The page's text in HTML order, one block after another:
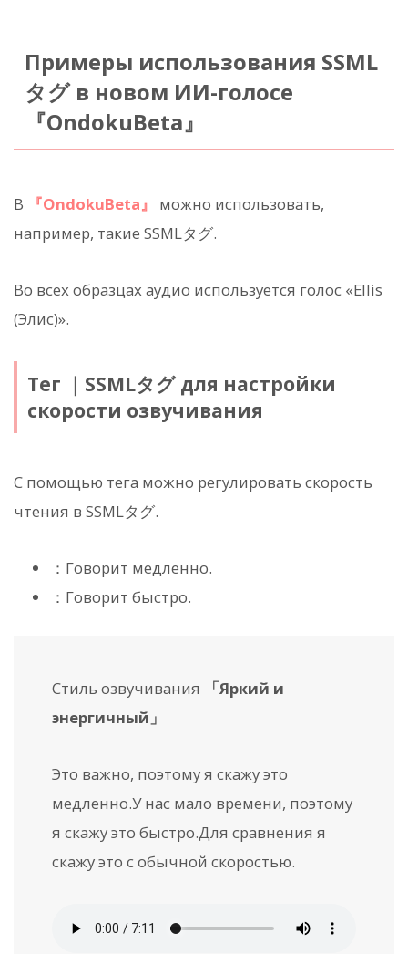
Примеры использования SSML
タグ в новом ИИ-голосе
『OndokuBeta』
В 『OndokuBeta』
можно использовать,
например, такие SSMLタグ.
Во всех образцах аудио используется голос «Ellis
(Элис)».
Тег ｜SSMLタグ для настройки
скорости озвучивания
С помощью тега можно регулировать скорость
чтения в SSMLタグ.
：Говорит медленно.
：Говорит быстро.
Стиль озвучивания
「Яркий и
энергичный」
Это важно, поэтому я скажу это
медленно.У нас мало времени, поэтому
я скажу это быстро.Для сравнения я
скажу это с обычной скоростью.